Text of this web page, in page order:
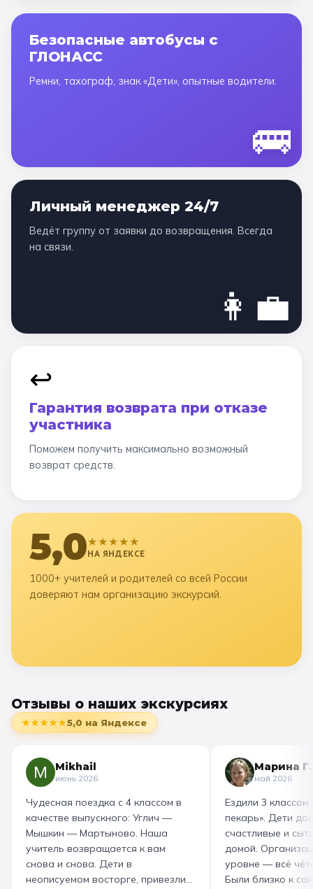
Безопасные автобусы с
ГЛОНАСС
Ремни, тахограф, знак «Дети», опытные водители.
🚌
Личный менеджер 24/7
Ведёт группу от заявки до возвращения. Всегда
на связи.
👩‍💼
↩️
Гарантия возврата при отказе
участника
Поможем получить максимально возможный
возврат средств.
5,0★★★★★
НА ЯНДЕКСЕ
1000+ учителей и родителей со всей России
доверяют нам организацию экскурсий.
Отзывы о наших экскурсиях
★★★★★5,0 на Яндексе
Mikhail
июнь 2026
Чудесная поездка с 4 классом в
качестве выпускного: Углич —
Мышкин — Мартыново. Наша
учитель возвращается к вам
снова и снова. Дети в
неописуемом восторге, привезли
Марина Г.
май 2026
Ездили 3 классом
пекарь». Дети
счастливые и
домой.
уровне — всё
Были близко к